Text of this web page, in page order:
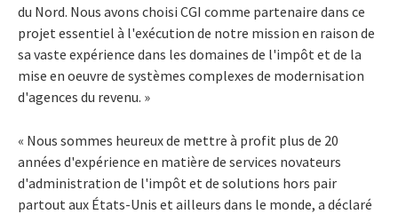
du Nord. Nous avons choisi CGI comme partenaire dans ce
projet essentiel à l'exécution de notre mission en raison de
sa vaste expérience dans les domaines de l'impôt et de la
mise en oeuvre de systèmes complexes de modernisation
d'agences du revenu. »
« Nous sommes heureux de mettre à profit plus de 20
années d'expérience en matière de services novateurs
d'administration de l'impôt et de solutions hors pair
partout aux États-Unis et ailleurs dans le monde, a déclaré